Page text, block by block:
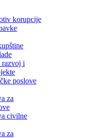
korupcije
razvoj i
poslove
za
civilne
za